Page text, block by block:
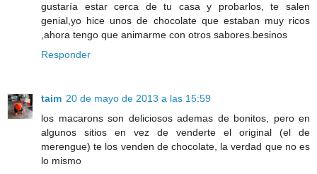
gustaría estar cerca de tu casa y probarlos, te salen
genial,yo hice unos de chocolate que estaban muy ricos
,ahora tengo que animarme con otros sabores.besinos
Responder
taim 20 de mayo de 2013 a las 15:59
los macarons son deliciosos ademas de bonitos, pero en
algunos sitios en vez de venderte el original (el de
merengue) te los venden de chocolate, la verdad que no es
lo mismo